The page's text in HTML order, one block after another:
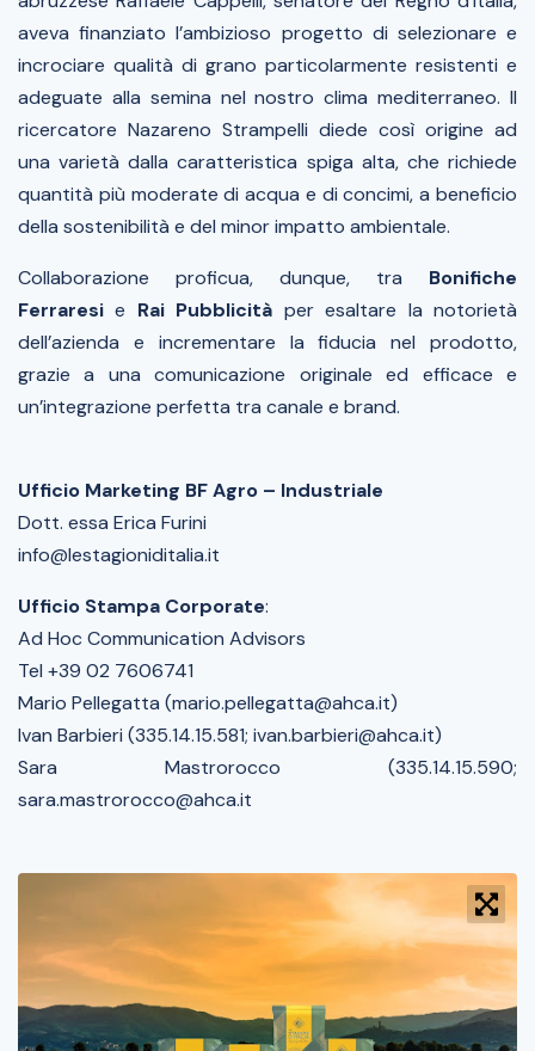
aveva finanziato l’ambizioso progetto di selezionare e
incrociare qualità di grano particolarmente resistenti e
adeguate alla semina nel nostro clima mediterraneo. Il
ricercatore Nazareno Strampelli diede così origine ad
una varietà dalla caratteristica spiga alta, che richiede
quantità più moderate di acqua e di concimi, a beneficio
della sostenibilità e del minor impatto ambientale.
Collaborazione proficua, dunque, tra Bonifiche
Ferraresie Rai Pubblicità per esaltare la notorietà
dell’azienda e incrementare la fiducia nel prodotto,
grazie a una comunicazione originale ed efficace e
un’integrazione perfetta tra canale e brand.
Ufficio Marketing BF Agro – Industriale
Dott. essa Erica Furini
info@lestagioniditalia.it
Ufficio Stampa Corporate:
Ad Hoc Communication Advisors
Tel +39 02 7606741
Mario Pellegatta (mario.pellegatta@ahca.it)
Ivan Barbieri (335.14.15.581; ivan.barbieri@ahca.it)
Sara Mastrorocco (335.14.15.590;
sara.mastrorocco@ahca.it